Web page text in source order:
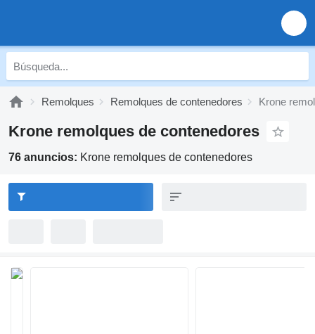
Remolques Remolques de contenedores Krone
Krone remolques de contenedores
76 anuncios: Krone remolques de contenedores